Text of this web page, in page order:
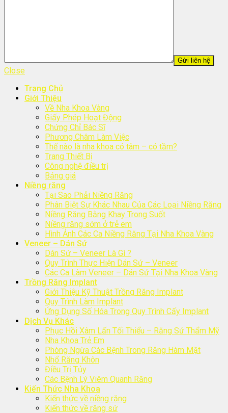
Close
Trang Chủ
Giới Thiệu
Về Nha Khoa Vàng
Giấy Phép Hoạt Động
Chứng Chỉ Bác Sĩ
Phương Châm Làm Việc
Thế nào là nha khoa có tâm – có tầm?
Trang Thiết Bị
Công nghệ điều trị
Bảng giá
Niềng răng
Tại Sao Phải Niềng Răng
Phân Biệt Sự Khác Nhau Của Các Loại Niềng Răng
Niềng Răng Bằng Khay Trong Suốt
Niềng răng sớm ở trẻ em
Hình Ảnh Các Ca Niềng Răng Tại Nha Khoa Vàng
Veneer – Dán Sứ
Dán Sứ – Veneer Là Gì ?
Quy Trình Thực Hiện Dán Sứ – Veneer
Các Ca Làm Veneer – Dán Sứ Tại Nha Khoa Vàng
Trồng Răng Implant
Giới Thiệu Kỹ Thuật Trồng Răng Implant
Quy Trình Làm Implant
Ứng Dụng Số Hóa Trong Quy Trình Cấy Implant
Dịch Vụ Khác
Phục Hồi Xâm Lấn Tối Thiểu – Răng Sứ Thẩm Mỹ
Nha Khoa Trẻ Em
Phòng Ngừa Các Bệnh Trong Răng Hàm Mặt
Nhổ Răng Khôn
Điều Trị Tủy
Các Bệnh Lý Viêm Quanh Răng
Kiến Thức Nha Khoa
Kiến thức về niềng răng
Kiến thức về răng sứ